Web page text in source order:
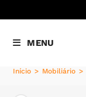
MENU
Início > Mobiliário >